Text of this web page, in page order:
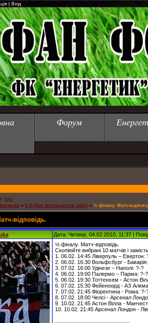
| Вхід
Форум
luka
» ІІ Кубок прогнозистів сайту » ½ фіналу. Матч-
відповідь.
Дата: Четвер, 04.02.2010, 11:37 |
½ фіналу. Матч-відповідь.
Скопіюйте вибрані 10 матчів і
1. 06.02. 14:45 Ліверпуль – Евертон:
2. 06.02. 16:30 Вольфсбург -
3. 07.02. 16:00 Удінезе – Наполі: ?-?
4. 06.02. 19:00 Палермо – Парма: ?-?
5. 06.02. 19:30 Тоттенхем - Астон
6. 07.02. 15:30 Фейеноорд - АЗ
7. 07.02. 21:45 Фіорентина - Рома: ?-
8. 07.02. 18:00 Челсі - Арсенал
9. 10.02. 21:45 Астон Вілла -
10. 10.02. 21:45 Арсенал Лондон -